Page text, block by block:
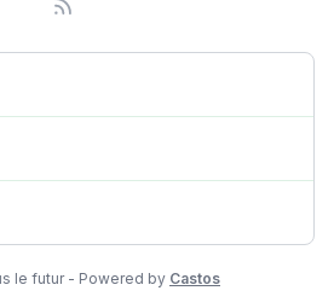
le futur - Powered by Castos